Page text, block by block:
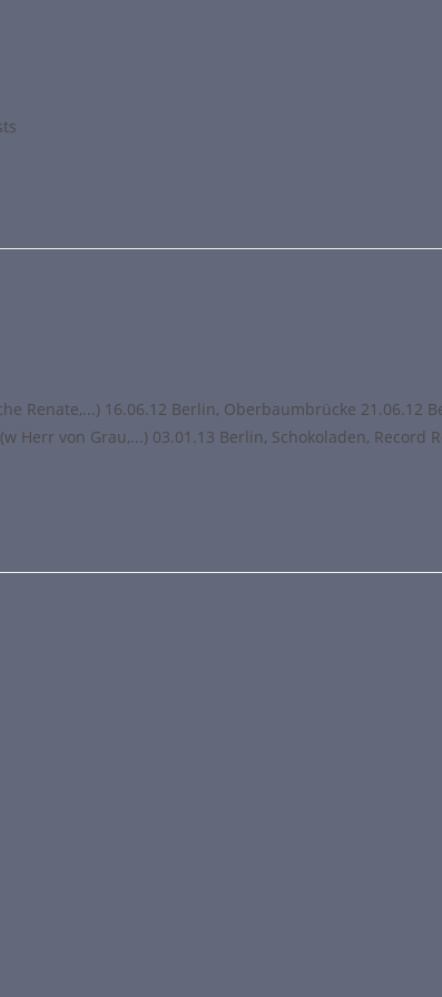
Renate,...) 16.06.12 Berlin, Oberbaumbrücke 21.06.12
Herr von Grau,...) 03.01.13 Berlin, Schokoladen, Record